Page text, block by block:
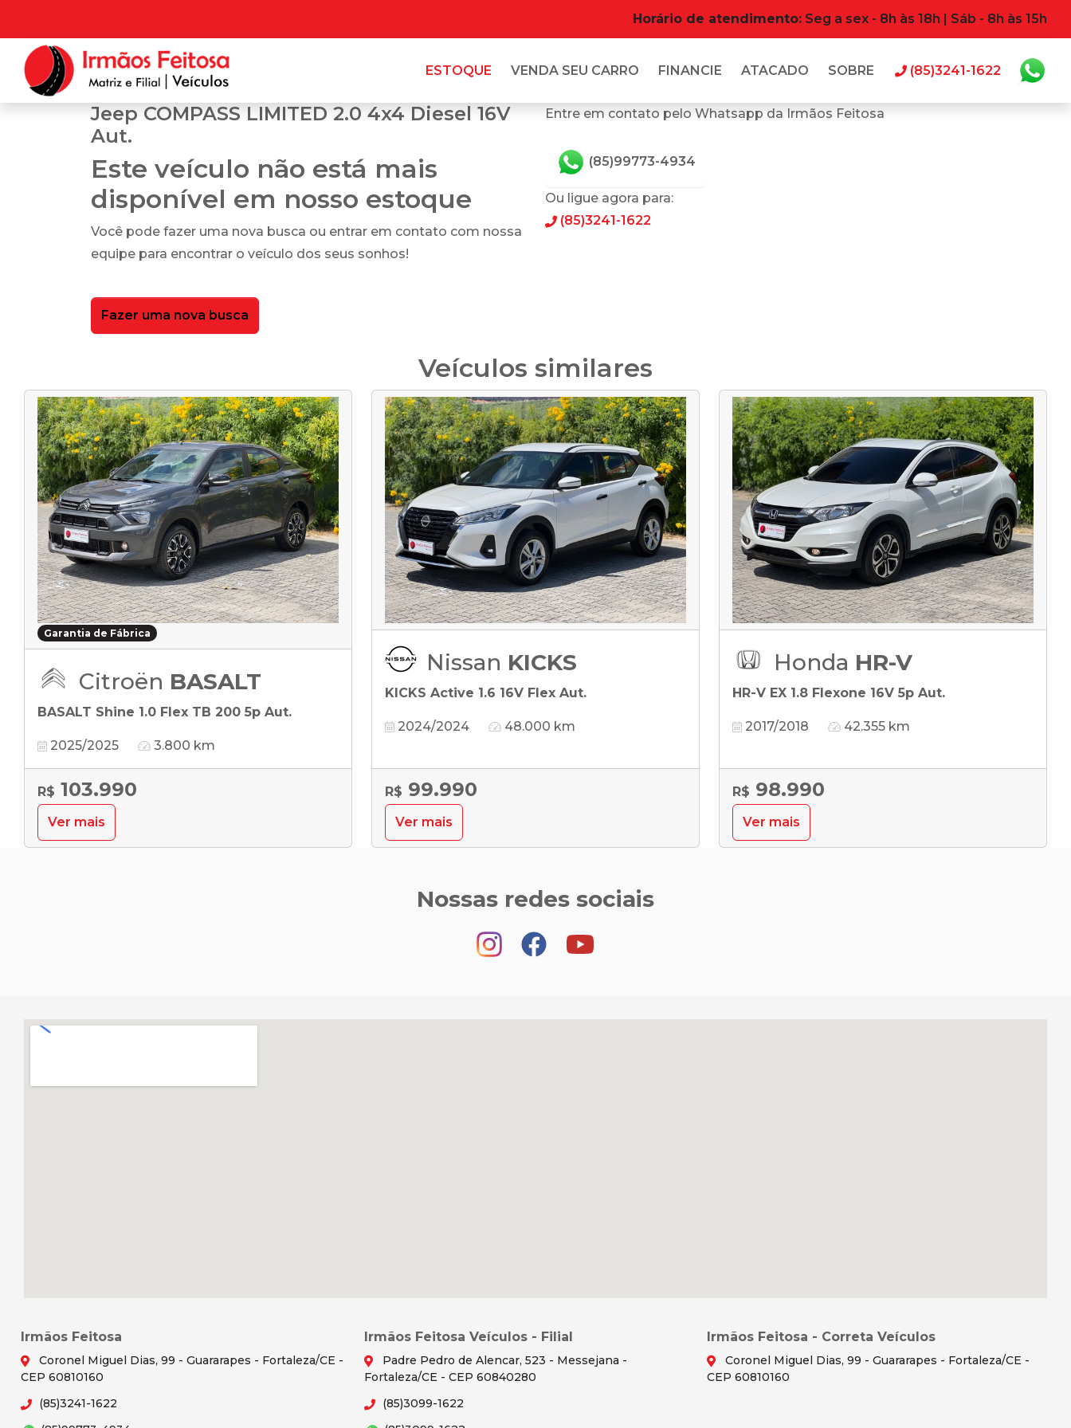
Horário de atendimento: Seg a sex - 8h às 18h | Sáb - 8h às 15h
ESTOQUE VENDA SEU CARRO FINANCIE ATACADO SOBRE (85)3241-1622
Jeep COMPASS LIMITED 2.0 4x4 Diesel 16V
Aut.
Este veículo não está mais
disponível em nosso estoque
Você pode fazer uma nova busca ou entrar em contato com nossa
equipe para encontrar o veículo dos seus sonhos!
Fazer uma nova busca
Entre em contato pelo Whatsapp da Irmãos Feitosa
(85)99773-4934
Ou ligue agora para:
(85)3241-1622
Veículos similares
Garantia de Fábrica
Citroën BASALT
BASALT Shine 1.0 Flex TB 200 5p Aut.
2025/2025 3.800 km
R$ 103.990
Ver mais
Nissan KICKS
KICKS Active 1.6 16V Flex Aut.
2024/2024 48.000 km
R$ 99.990
Ver mais
Honda HR-V
HR-V EX 1.8 Flexone 16V 5p Aut.
2017/2018 42.355 km
R$ 98.990
Ver mais
Nossas redes sociais
Irmãos Feitosa
Coronel Miguel Dias, 99 - Guararapes - Fortaleza/CE -
CEP 60810160
(85)3241-1622
Irmãos Feitosa Veículos - Filial
Padre Pedro de Alencar, 523 - Messejana -
Fortaleza/CE - CEP 60840280
(85)3099-1622
Irmãos Feitosa - Correta Veículos
Coronel Miguel Dias, 99 - Guararapes - Fortaleza/CE -
CEP 60810160